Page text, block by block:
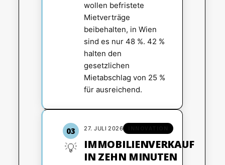
wollen befristete
Mietverträge
beibehalten, in Wien
sind es nur 48 %. 42 %
halten den
gesetzlichen
Mietabschlag von 25 %
für ausreichend.
03
💡
27. JULI 2026
IMMOBILIENVERKAUF
IN ZEHN MINUTEN